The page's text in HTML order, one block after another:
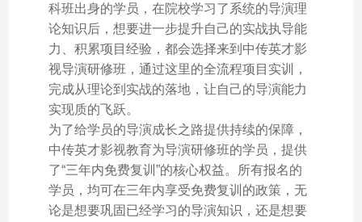
科班出身的学员，在院校学习了系统的导演理
论知识后，想要进一步提升自己的实战执导能
力、积累项目经验，都会选择来到中传英才影
视导演研修班，通过这里的全流程项目实训，
完成从理论到实战的落地，让自己的导演能力
实现质的飞跃。
为了给学员的导演成长之路提供持续的保障，
中传英才影视教育为导演研修班的学员，提供
了“三年内免费复训”的核心权益。所有报名的
学员，均可在三年内享受免费复训的政策，无
论是想要巩固已经学习的导演知识，还是想要